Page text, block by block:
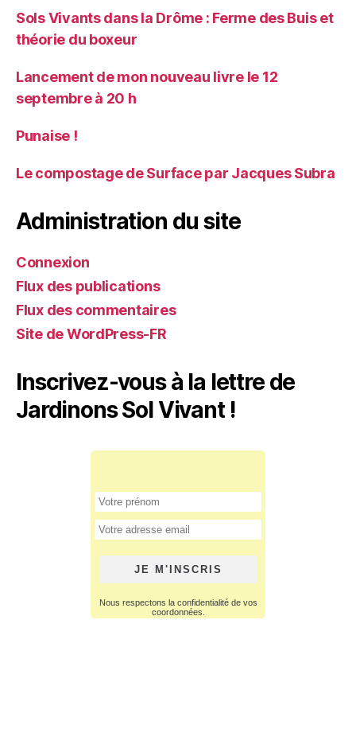
Sols Vivants dans la Drôme : Ferme des Buis et
théorie du boxeur
Lancement de mon nouveau livre le 12
septembre à 20 h
Punaise !
Le compostage de Surface par Jacques Subra
Administration du site
Connexion
Flux des publications
Flux des commentaires
Site de WordPress-FR
Inscrivez-vous à la lettre de
Jardinons Sol Vivant !